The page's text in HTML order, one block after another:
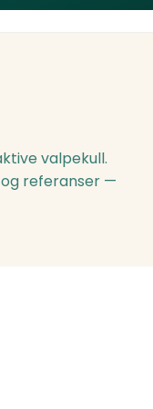
du kan
valpekull.
referanser —